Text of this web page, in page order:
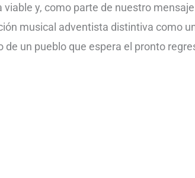
y, como parte de nuestro mensaje
musical adventista distintiva como
un pueblo que espera el pronto